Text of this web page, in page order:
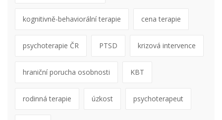
kognitivně-behaviorální terapie cena terapie
psychoterapie ČR PTSD krizová intervence
hraniční porucha osobnosti KBT
rodinná terapie úzkost psychoterapeut